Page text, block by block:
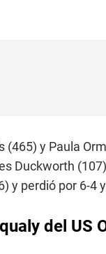
(465) y Paula
Duckworth
y perdió por 6-4
del US